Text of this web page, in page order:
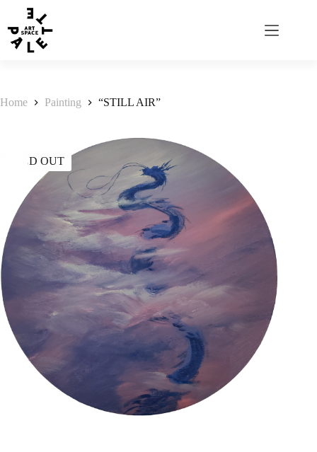
Home Painting “STILL AIR”
SOLD OUT